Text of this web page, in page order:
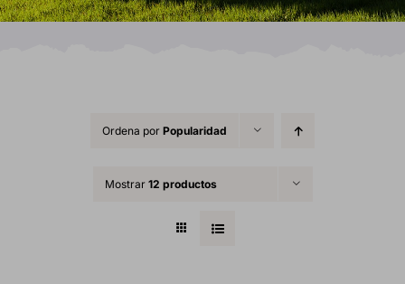
Ordena por Popularidad
Mostrar 12 productos